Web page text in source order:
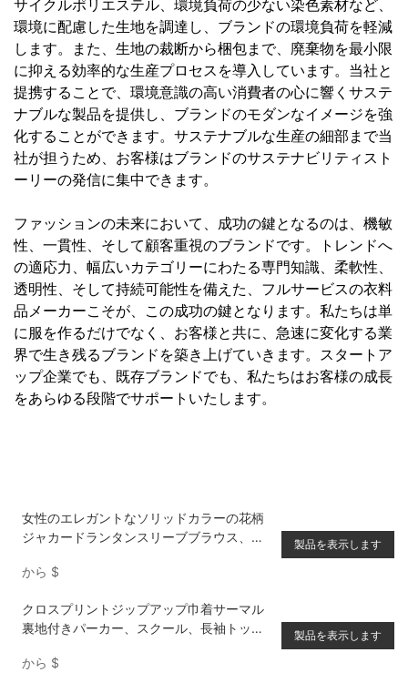
サイクルポリエステル、環境負荷の少ない染色素材など、
環境に配慮した生地を調達し、ブランドの環境負荷を軽減
します。また、生地の裁断から梱包まで、廃棄物を最小限
に抑える効率的な生産プロセスを導入しています。当社と
提携することで、環境意識の高い消費者の心に響くサステ
ナブルな製品を提供し、ブランドのモダンなイメージを強
化することができます。サステナブルな生産の細部まで当
社が担うため、お客様はブランドのサステナビリティスト
ーリーの発信に集中できます。
ファッションの未来において、成功の鍵となるのは、機敏
性、一貫性、そして顧客重視のブランドです。トレンドへ
の適応力、幅広いカテゴリーにわたる専門知識、柔軟性、
透明性、そして持続可能性を備えた、フルサービスの衣料
品メーカーこそが、この成功の鍵となります。私たちは単
に服を作るだけでなく、お客様と共に、急速に変化する業
界で生き残るブランドを築き上げていきます。スタートア
ップ企業でも、既存ブランドでも、私たちはお客様の成長
をあらゆる段階でサポートいたします。
女性のエレガントなソリッドカラーの花柄
ジャカードランタンスリーブブラウス、秋
から $
製品を表示します
クロスプリントジップアップ巾着サーマル
裏地付きパーカー、スクール、長袖トップ
から $
製品を表示します